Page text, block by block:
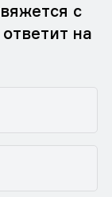
с
на